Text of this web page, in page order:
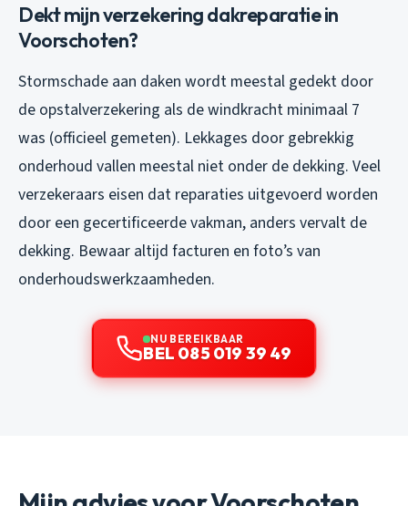
Dekt mijn verzekering dakreparatie in
Voorschoten?
Stormschade aan daken wordt meestal gedekt door
de opstalverzekering als de windkracht minimaal 7
was (officieel gemeten). Lekkages door gebrekkig
onderhoud vallen meestal niet onder de dekking. Veel
verzekeraars eisen dat reparaties uitgevoerd worden
door een gecertificeerde vakman, anders vervalt de
dekking. Bewaar altijd facturen en foto’s van
onderhoudswerkzaamheden.
NU BEREIKBAAR
BEL 085 019 39 49